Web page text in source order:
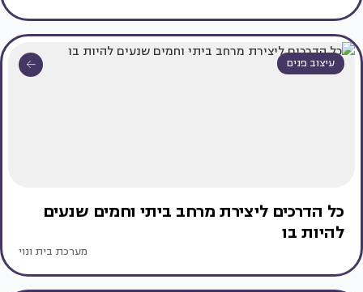
עיצוב פנים
כל הדרכים ליצירת מרחב ביתי וחמים שנעים
להיות בו
מערכת בית ונוי